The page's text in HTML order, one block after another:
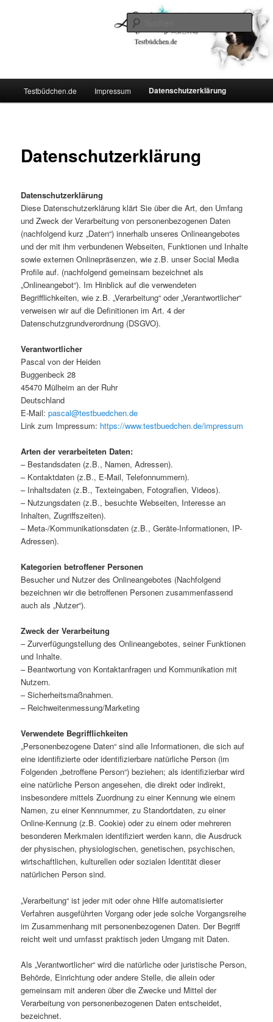
Testbüdchen.de Impressum Datenschutzerklärung
Datenschutzerklärung
Datenschutzerklärung
Diese Datenschutzerklärung klärt Sie über die Art, den Umfang
und Zweck der Verarbeitung von personenbezogenen Daten
(nachfolgend kurz „Daten“) innerhalb unseres Onlineangebotes
und der mit ihm verbundenen Webseiten, Funktionen und Inhalte
sowie externen Onlinepräsenzen, wie z.B. unser Social Media
Profile auf. (nachfolgend gemeinsam bezeichnet als
„Onlineangebot“). Im Hinblick auf die verwendeten
Begrifflichkeiten, wie z.B. „Verarbeitung“ oder „Verantwortlicher“
verweisen wir auf die Definitionen im Art. 4 der
Datenschutzgrundverordnung (DSGVO).
Verantwortlicher
Pascal von der Heiden
Buggenbeck 28
45470 Mülheim an der Ruhr
Deutschland
E-Mail:pascal@testbuedchen.de
Link zum Impressum: https://www.testbuedchen.de/impressum
Arten der verarbeiteten Daten:
– Bestandsdaten (z.B., Namen, Adressen).
– Kontaktdaten (z.B., E-Mail, Telefonnummern).
– Inhaltsdaten (z.B., Texteingaben, Fotografien, Videos).
– Nutzungsdaten (z.B., besuchte Webseiten, Interesse an
Inhalten, Zugriffszeiten).
– Meta-/Kommunikationsdaten (z.B., Geräte-Informationen, IP-
Adressen).
Kategorien betroffener Personen
Besucher und Nutzer des Onlineangebotes (Nachfolgend
bezeichnen wir die betroffenen Personen zusammenfassend
auch als „Nutzer“).
Zweck der Verarbeitung
– Zurverfügungstellung des Onlineangebotes, seiner Funktionen
und Inhalte.
– Beantwortung von Kontaktanfragen und Kommunikation mit
Nutzern.
– Sicherheitsmaßnahmen.
– Reichweitenmessung/Marketing
Verwendete Begrifflichkeiten
„Personenbezogene Daten“ sind alle Informationen, die sich auf
eine identifizierte oder identifizierbare natürliche Person (im
Folgenden „betroffene Person“) beziehen; als identifizierbar wird
eine natürliche Person angesehen, die direkt oder indirekt,
insbesondere mittels Zuordnung zu einer Kennung wie einem
Namen, zu einer Kennnummer, zu Standortdaten, zu einer
Online-Kennung (z.B. Cookie) oder zu einem oder mehreren
besonderen Merkmalen identifiziert werden kann, die Ausdruck
der physischen, physiologischen, genetischen, psychischen,
wirtschaftlichen, kulturellen oder sozialen Identität dieser
natürlichen Person sind.
„Verarbeitung“ ist jeder mit oder ohne Hilfe automatisierter
Verfahren ausgeführten Vorgang oder jede solche Vorgangsreihe
im Zusammenhang mit personenbezogenen Daten. Der Begriff
reicht weit und umfasst praktisch jeden Umgang mit Daten.
Als „Verantwortlicher“ wird die natürliche oder juristische Person,
Behörde, Einrichtung oder andere Stelle, die allein oder
gemeinsam mit anderen über die Zwecke und Mittel der
Verarbeitung von personenbezogenen Daten entscheidet,
bezeichnet.